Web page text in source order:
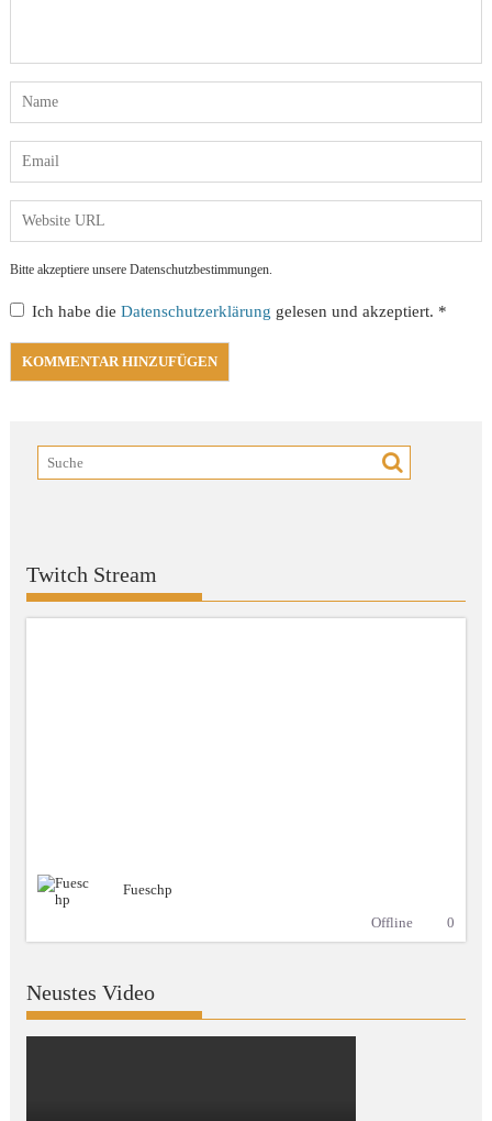
Bitte akzeptiere unsere Datenschutzbestimmungen.
Ich habe dieDatenschutzerklärung gelesen und akzeptiert. *
Twitch Stream
Fueschp
Offline
0
Neustes Video